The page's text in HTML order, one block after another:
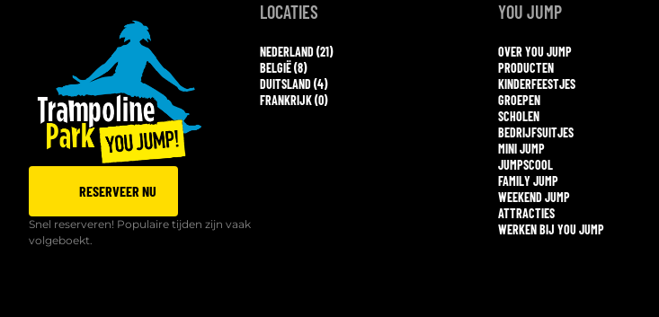
RESERVEER NU
Snel reserveren! Populaire tijden zijn vaak
volgeboekt.
LOCATIES
NEDERLAND (21)
BELGIË (8)
DUITSLAND (4)
FRANKRIJK (0)
YOU JUMP
OVER YOU JUMP
PRODUCTEN
KINDERFEESTJES
GROEPEN
SCHOLEN
BEDRIJFSUITJES
MINI JUMP
JUMPSCOOL
FAMILY JUMP
WEEKEND JUMP
ATTRACTIES
WERKEN BIJ YOU JUMP